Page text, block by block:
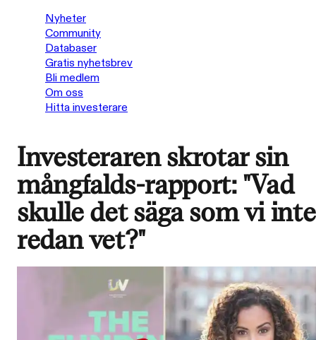
Nyheter
Community
Databaser
Gratis nyhetsbrev
Bli medlem
Om oss
Hitta investerare
Investeraren skrotar sin
mångfalds-rapport: "Vad
skulle det säga som vi inte
redan vet?"